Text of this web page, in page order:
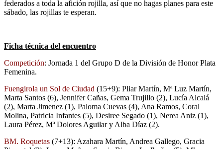
federados a toda la afición rojilla, así que no hagas planes para este
sábado, las rojillas te esperan.
Ficha técnica del encuentro
Competición: Jornada 1 del Grupo D de la División de Honor Plata
Femenina.
Fuengirola un Sol de Ciudad (15+9): Pliar Martín, Mª Luz Martín,
Marta Santos (6), Jennifer Cañas, Gema Trujillo (2), Lucía Alcalá
(2), Marta Jimenez (1), Paloma Cuevas (4), Ana Ramos, Coral
Molina, Patricia Infantes (5), Desiree Segado (1), Nerea Aniz (1),
Laura Pérez, Mª Dolores Aguilar y Alba Díaz (2).
BM. Roquetas (7+13): Azahara Martín, Andrea Gallego, Gracia